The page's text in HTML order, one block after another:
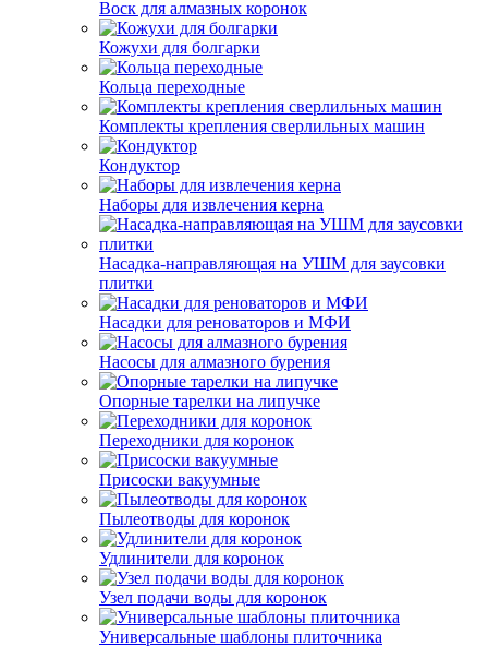
Воск для алмазных коронок
Кожухи для болгарки
Кольца переходные
Комплекты крепления сверлильных машин
Кондуктор
Наборы для извлечения керна
Насадка-направляющая на УШМ для заусовки
плитки
Насадки для реноваторов и МФИ
Насосы для алмазного бурения
Опорные тарелки на липучке
Переходники для коронок
Присоски вакуумные
Пылеотводы для коронок
Удлинители для коронок
Узел подачи воды для коронок
Универсальные шаблоны плиточника